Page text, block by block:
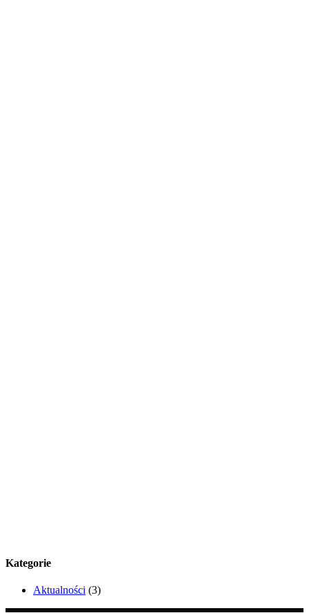
Kategorie
Aktualności (3)